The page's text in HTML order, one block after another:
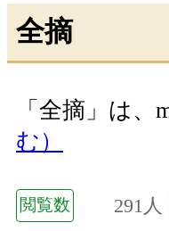
全摘
「全摘」は
む）
閲覧数 291人